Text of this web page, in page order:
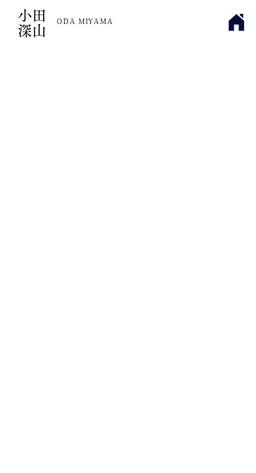
小田
深山
​ODA MIYAMA